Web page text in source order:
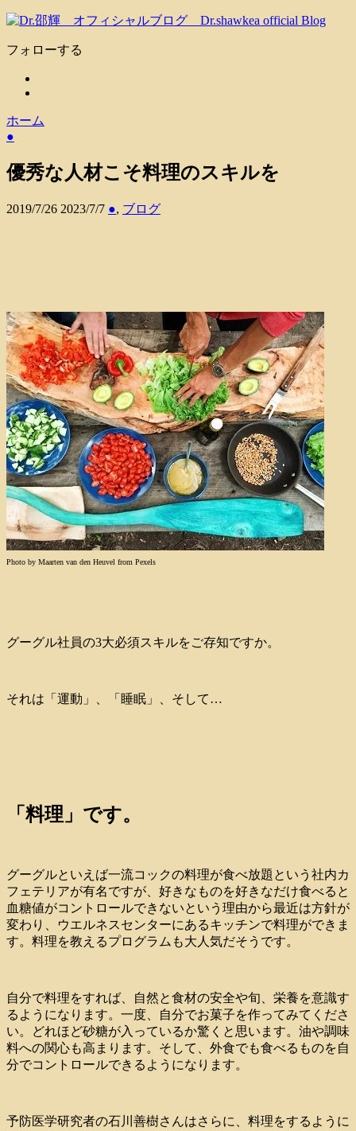
フォローする
ホーム
●
優秀な人材こそ料理のスキルを
2019/7/26 2023/7/7 ●, ブログ
Photo by Maarten van den Heuvel from Pexels
グーグル社員の3大必須スキルをご存知ですか。
それは「運動」、「睡眠」、そして…
「料理」です。
グーグルといえば一流コックの料理が食べ放題という社内カ
フェテリアが有名ですが、好きなものを好きなだけ食べると
血糖値がコントロールできないという理由から最近は方針が
変わり、ウエルネスセンターにあるキッチンで料理ができま
す。料理を教えるプログラムも大人気だそうです。
自分で料理をすれば、自然と食材の安全や旬、栄養を意識す
るようになります。一度、自分でお菓子を作ってみてくださ
い。どれほど砂糖が入っているか驚くと思います。油や調味
料への関心も高まります。そして、外食でも食べるものを自
分でコントロールできるようになります。
予防医学研究者の石川善樹さんはさらに、料理をするように